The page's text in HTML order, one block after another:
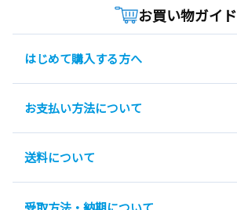
お買い物ガイド
はじめて購入する方へ
お支払い方法について
送料について